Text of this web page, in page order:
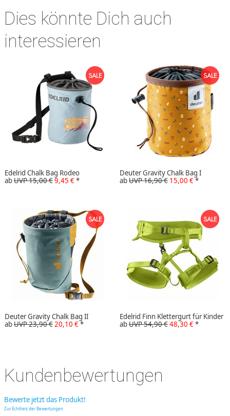
Dies könnte Dich auch
interessieren
Edelrid Chalk Bag Rodeo
abUVP 15,00 €9,45 €*
Deuter Gravity Chalk Bag I
abUVP 16,90 € 15,00 €*
Deuter Gravity Chalk Bag II
abUVP 23,90 € 20,10 €*
Edelrid Finn Klettergurt für Kinder
abUVP 54,90 €48,30 €*
Kundenbewertungen
Bewerte jetzt das Produkt!
Zur Echtheit der Bewertungen